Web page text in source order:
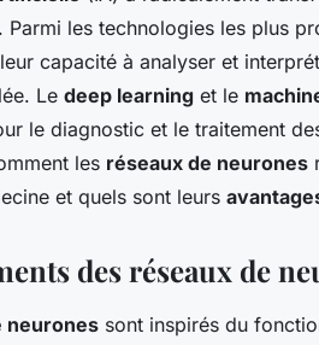
de
des
Parmi les technologies les plus
capacité à analyser et
Le deep learning et le
le diagnostic et le traitement
les réseaux de neurones
et quels sont leurs
des réseaux de
neurones sont inspirés du